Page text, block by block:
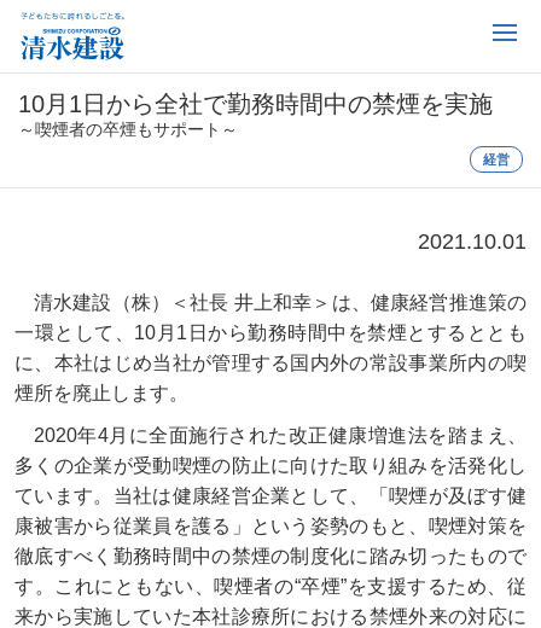
10月1日から全社で勤務時間中の禁煙を実施
～喫煙者の卒煙もサポート～
経営
2021.10.01
清水建設（株）＜社長 井上和幸＞は、健康経営推進策の
一環として、10月1日から勤務時間中を禁煙とするととも
に、本社はじめ当社が管理する国内外の常設事業所内の喫
煙所を廃止します。
2020年4月に全面施行された改正健康増進法を踏まえ、
多くの企業が受動喫煙の防止に向けた取り組みを活発化し
ています。当社は健康経営企業として、「喫煙が及ぼす健
康被害から従業員を護る」という姿勢のもと、喫煙対策を
徹底すべく勤務時間中の禁煙の制度化に踏み切ったもので
す。これにともない、喫煙者の“卒煙”を支援するため、従
来から実施していた本社診療所における禁煙外来の対応に